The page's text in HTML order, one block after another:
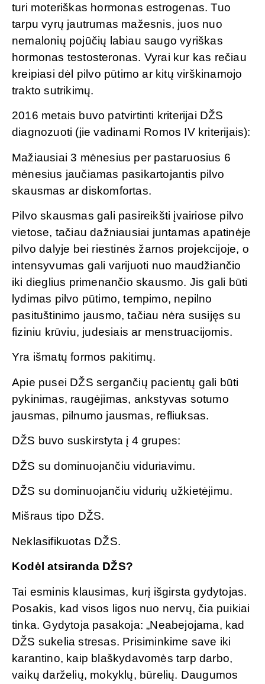
turi moteriškas hormonas estrogenas. Tuo
tarpu vyrų jautrumas mažesnis, juos nuo
nemalonių pojūčių labiau saugo vyriškas
hormonas testosteronas. Vyrai kur kas rečiau
kreipiasi dėl pilvo pūtimo ar kitų virškinamojo
trakto sutrikimų.
2016 metais buvo patvirtinti kriteri­jai DŽS
diagnozuoti (jie vadinami Romos IV kriterijais):
Mažiausiai 3 mėnesius per pastaruosius 6
mė­nesius jaučiamas pasikartojantis pilvo
skausmas ar diskomfortas.
Pilvo skausmas gali pasireikšti įvairiose pilvo
vietose, tačiau dažniausiai juntamas apatinė­je
pilvo dalyje bei riestinės žarnos projekcijoje, o
intensyvumas gali varijuoti nuo maudžiančio
iki dieglius primenančio skausmo. Jis gali būti
ly­dimas pilvo pūtimo, tempimo, nepilno
pasituštinimo jausmo, tačiau nėra susijęs su
fizi­niu krūviu, judesiais ar menstruacijomis.
Yra išmatų formos pakitimų.
Apie pusei DŽS sergančių pacientų gali būti
pykinimas, raugėjimas, ankstyvas sotumo
jausmas, pilnumo jausmas, refliuksas.
DŽS buvo suskirstyta į 4 grupes:
DŽS su dominuojančiu viduriavimu.
DŽS su dominuojančiu vidurių užkietėjimu.
Mišraus tipo DŽS.
Neklasifikuotas DŽS.
Kodėl atsiranda DŽS?
Tai esminis klausimas, kurį išgirsta gydytojas.
Posakis, kad visos ligos nuo nervų, čia puikiai
tinka. Gydytoja pasakoja: „Neabejojama, kad
DŽS sukelia stresas. Prisiminkime save iki
karantino, kaip blaškydavomės tarp darbo,
vaikų darželių, mokyklų, būrelių. Daugumos